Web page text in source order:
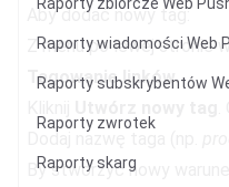
Raporty wiadomości Web
Raporty subskrybentów
Raporty zwrotek
Raporty skarg
Aby dodać nowy tag:
Z menu po lewej stronie
Tagowanie linków.
Dodaj nazwę taga (np.
By stworzyć nowy